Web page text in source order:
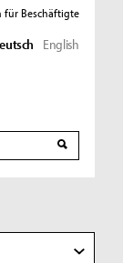
für Beschäftigte
English